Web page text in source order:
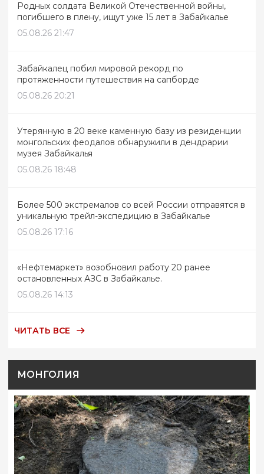
Родных солдата Великой Отечественной войны,
погибшего в плену, ищут уже 15 лет в Забайкалье
05.08.26 21:47
Забайкалец побил мировой рекорд по
протяженности путешествия на сапборде
05.08.26 20:21
Утерянную в 20 веке каменную базу из резиденции
монгольских феодалов обнаружили в дендрарии
музея Забайкалья
05.08.26 18:48
Более 500 экстремалов со всей России отправятся в
уникальную трейл-экспедицию в Забайкалье
05.08.26 17:16
«Нефтемаркет» возобновил работу 20 ранее
остановленных АЗС в Забайкалье.
05.08.26 14:13
ЧИТАТЬ ВСЕ
МОНГОЛИЯ